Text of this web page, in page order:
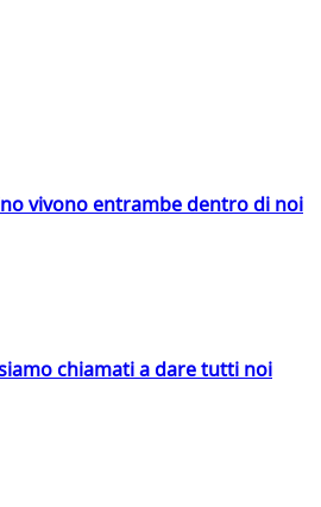
vivono entrambe dentro di noi
chiamati a dare tutti noi